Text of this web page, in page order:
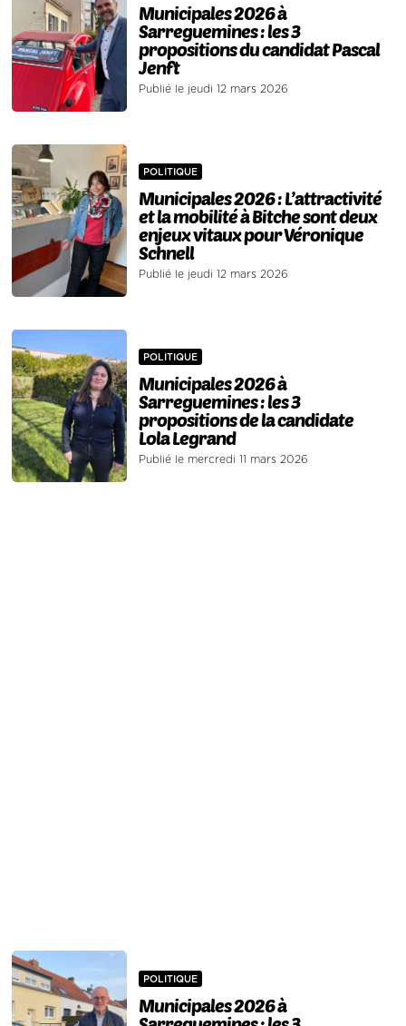
Municipales 2026 à
Sarreguemines : les 3
propositions du candidat Pascal
Jenft
Publié le jeudi 12 mars 2026
POLITIQUE
Municipales 2026 : L’attractivité
et la mobilité à Bitche sont deux
enjeux vitaux pour Véronique
Schnell
Publié le jeudi 12 mars 2026
POLITIQUE
Municipales 2026 à
Sarreguemines : les 3
propositions de la candidate
Lola Legrand
Publié le mercredi 11 mars 2026
POLITIQUE
Municipales 2026 à